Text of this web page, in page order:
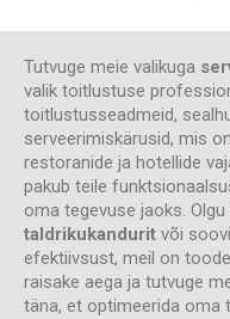
Tutvuge meie valikuga
valik toitlustuse
toitlustusseadmeid,
serveerimiskärusid, mis
restoranide ja hotellide
pakub teile
oma tegevuse jaoks. Olgu
taldrikukandurit või
efektiivsust, meil on
raisake aega ja tutvuge
täna, et optimeerida oma